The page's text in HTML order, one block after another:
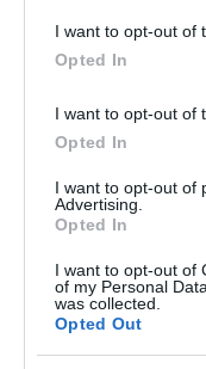
I want to opt-out of
Opted In
I want to opt-out of
Opted In
I want to opt-out of
Advertising.
Opted In
I want to opt-out of
of my Personal
was collected.
Opted Out